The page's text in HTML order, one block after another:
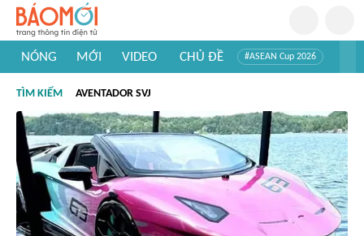
NÓNG MỚI VIDEO CHỦ ĐỀ #ASEAN Cup 2026
#Khám phá thế giới
TÌM KIẾM AVENTADOR SVJ